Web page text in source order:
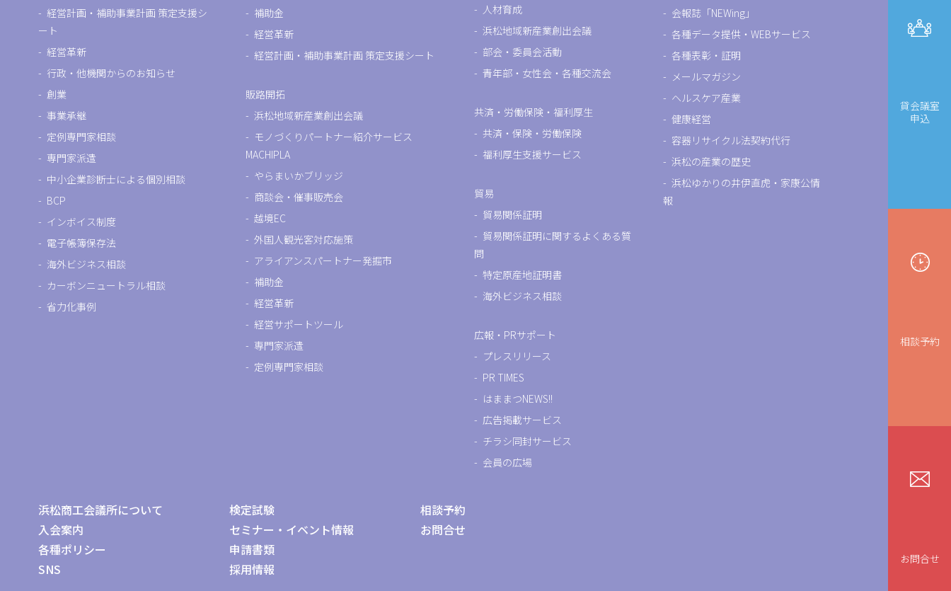
貸会議室
申込
相談予約
お問合せ
経営計画・補助事業計画 策定支援シ
ート
経営革新
行政・他機関からのお知らせ
創業
事業承継
定例専門家相談
専門家派遣
中小企業診断士による個別相談
BCP
インボイス制度
電子帳簿保存法
海外ビジネス相談
カーボンニュートラル相談
省力化事例
補助金
経営革新
経営計画・補助事業計画 策定支援シート
販路開拓
浜松地域新産業創出会議
モノづくりパートナー紹介サービス
MACHIPLA
やらまいかブリッジ
商談会・催事販売会
越境EC
外国人観光客対応施策
アライアンスパートナー発掘市
補助金
経営革新
経営サポートツール
専門家派遣
定例専門家相談
人材育成
浜松地域新産業創出会議
部会・委員会活動
青年部・女性会・各種交流会
共済・労働保険・福利厚生
共済・保険・労働保険
福利厚生支援サービス
貿易
貿易関係証明
貿易関係証明に関するよくある質
問
特定原産地証明書
海外ビジネス相談
広報・PRサポート
プレスリリース
PR TIMES
はままつNEWS!!
広告掲載サービス
チラシ同封サービス
会員の広場
会報誌「NEWing」
各種データ提供・WEBサービス
各種表彰・証明
メールマガジン
ヘルスケア産業
健康経営
容器リサイクル法契約代行
浜松の産業の歴史
浜松ゆかりの井伊直虎・家康公情
報
浜松商工会議所について
入会案内
各種ポリシー
SNS
検定試験
セミナー・イベント情報
申請書類
採用情報
相談予約
お問合せ